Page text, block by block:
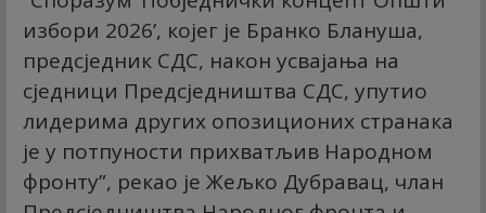
избори 2026’, којег је Бранко Блануша,
предсједник СДС, након усвајања на
сједници Предсједништва СДС, упутио
лидерима других опозиционих странака
је у потпуности прихватљив Народном
фронту”, рекао је Жељко Дубравац, члан